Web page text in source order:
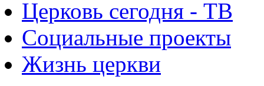
Церковь сегодня - ТВ
Социальные проекты
Жизнь церкви